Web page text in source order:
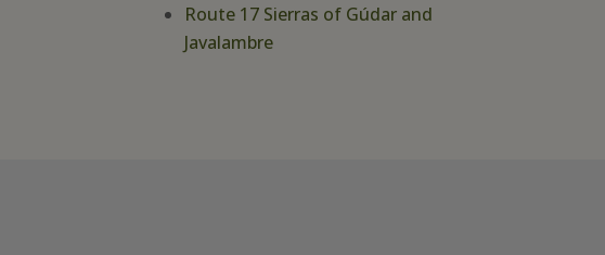
Route 17 Sierras of Gúdar and
Javalambre